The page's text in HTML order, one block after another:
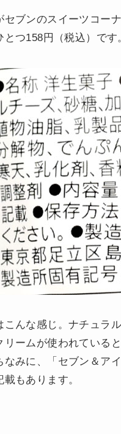
セブンのスイーツコー
とつ158円（税込）です
こんな感じ。ナチュラ
リームが使われている
なみに、「セブン＆ア
載もあります。